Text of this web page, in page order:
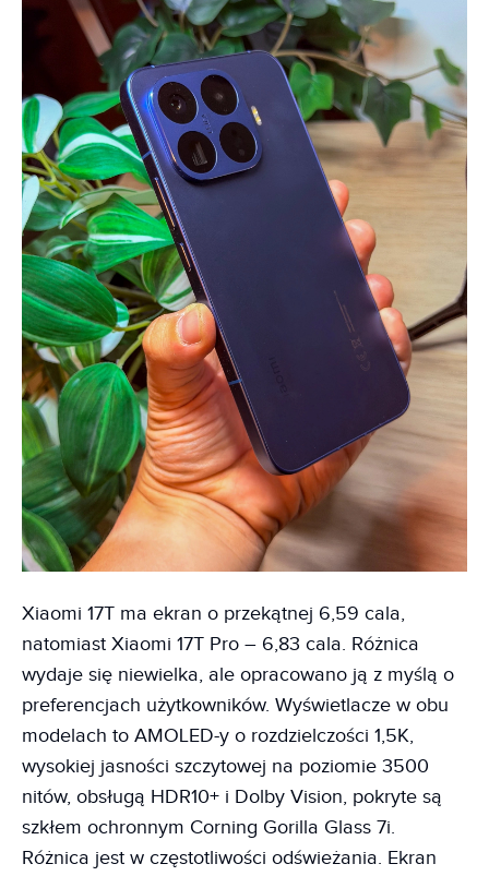
Xiaomi 17T ma ekran o przekątnej 6,59 cala,
natomiast Xiaomi 17T Pro – 6,83 cala. Różnica
wydaje się niewielka, ale opracowano ją z myślą o
preferencjach użytkowników. Wyświetlacze w obu
modelach to AMOLED-y o rozdzielczości 1,5K,
wysokiej jasności szczytowej na poziomie 3500
nitów, obsługą HDR10+ i Dolby Vision, pokryte są
szkłem ochronnym Corning Gorilla Glass 7i.
Różnica jest w częstotliwości odświeżania. Ekran